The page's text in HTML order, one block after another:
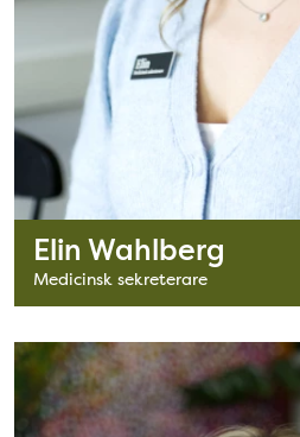
Elin Wahlberg
Medicinsk sekreterare
Bild: Fia